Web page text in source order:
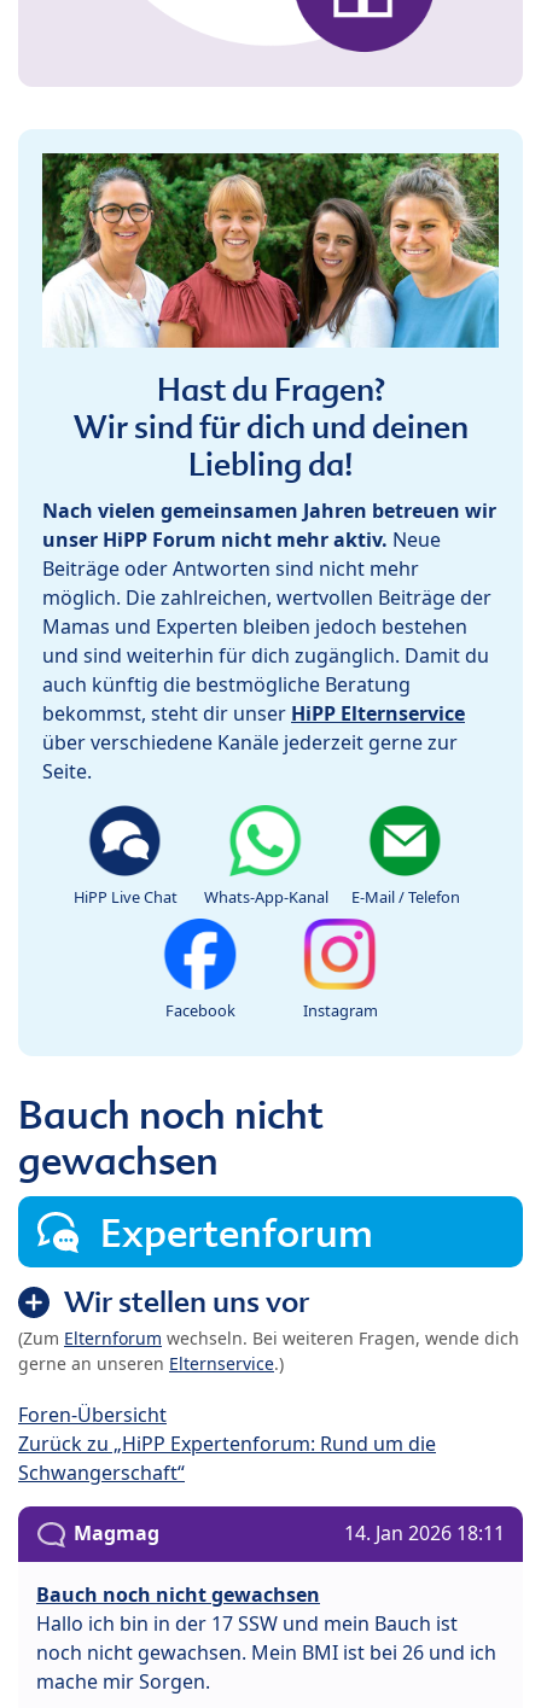
Hast du Fragen?
Wir sind für dich und deinen
Liebling da!
Nach vielen gemeinsamen Jahren betreuen wir
unser HiPP Forum nicht mehr aktiv. Neue
Beiträge oder Antworten sind nicht mehr
möglich. Die zahlreichen, wertvollen Beiträge der
Mamas und Experten bleiben jedoch bestehen
und sind weiterhin für dich zugänglich. Damit du
auch künftig die bestmögliche Beratung
bekommst, steht dir unser HiPP Elternservice
über verschiedene Kanäle jederzeit gerne zur
Seite.
HiPP Live Chat Whats-App-Kanal E-Mail / Telefon
Facebook Instagram
Bauch noch nicht
gewachsen
Expertenforum
Wir stellen uns vor
(Zum Elternforum wechseln. Bei weiteren Fragen, wende dich
gerne an unseren Elternservice.)
Foren-Übersicht
Zurück zu „HiPP Expertenforum: Rund um die
Schwangerschaft“
Magmag 14. Jan 2026 18:11
Bauch noch nicht gewachsen
Hallo ich bin in der 17 SSW und mein Bauch ist
noch nicht gewachsen. Mein BMI ist bei 26 und ich
mache mir Sorgen.